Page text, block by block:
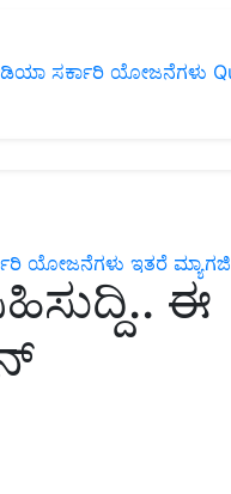
ಸರ್ಕಾರಿ ಯೋಜನೆಗಳು
ಯೋಜನೆಗಳು ಇತರೆ
ಈ